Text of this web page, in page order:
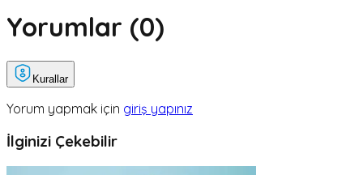
Yorumlar (0)
Kurallar
Yorum yapmak için giriş yapınız
İlginizi Çekebilir